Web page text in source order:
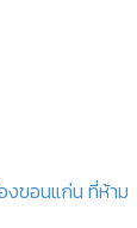
งขอนแก่น ที่ห้าม